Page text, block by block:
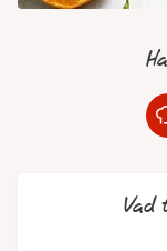
Vad